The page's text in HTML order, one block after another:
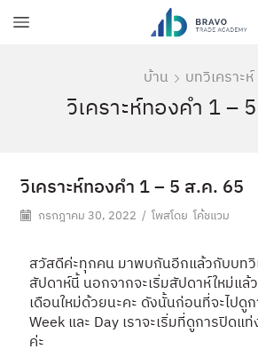
บ้าน บทวิเคราะห์
วิเคราะห์ทองคำ 1 –
วิเคราะห์ทองคำ 1 – 5 ส.ค. 65
กรกฎาคม 30, 2022 / โพสโดย โค้ชแวม
สวัสดีค่ะทุกคน มาพบกันอีกแล้วกับบทวิ
สัปดาห์นี้ นอกจากจะเริ่มสัปดาห์ใหม่แล้
เดือนใหม่ด้วยนะคะ ดังนั้นก่อนที่จะไปดู
Week และ Day เราจะเริ่มที่ดูการปิดแ
ค่ะ